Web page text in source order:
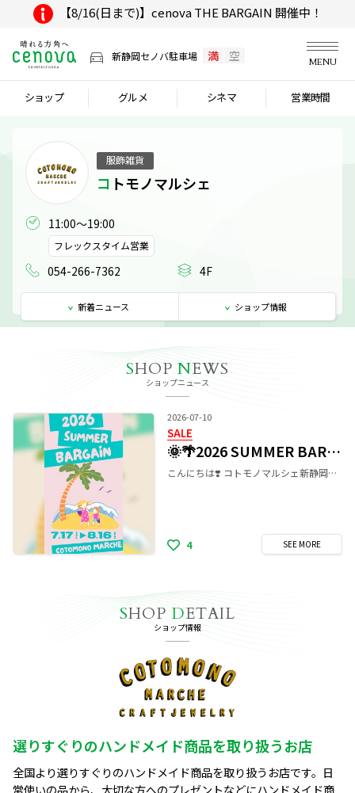
【8/16(日まで)】cenova THE BARGAIN 開催中！
新静岡セノバ駐車場 満 空 MENU
ショップ グルメ シネマ 営業時間
服飾雑貨
コトモノマルシェ
11:00～19:00
フレックスタイム営業
054-266-7362 4F
新着ニュース ショップ情報
SHOP NEWS
ショップニュース
2026-07-10
SALE
🌞🌴2026 SUMMER BARGAIN🌺✨
こんにちは❣️ コトモノマルシェ新静岡セノバ店 です🏖 今夏も『2026 SUMMER BARGAIN』がスタートいたします🙌🏻🌞🌴🌺✨ 期間中めいっぱいお楽しみいただけるSALE企画を今年もご用意させていただきます💫 是非セノバにご来店の際は、店頭まで足を運んでいただけたらと思います🚶‍♀️ꔛ‬ෆ ―2026 SUMMER BARGAINについて― ▶︎▷営業時間のご案内 ◀◁ ―営業時間― 7/17(金) 10:00-20:00 7/18(土) 10:00-20:00 7/19(日) 10:00-20:00 7/20(月祝) 10:00-20:00 ★当店通常営業時間：11:00-19:00 🛍福袋販売🛍️ 期間：7/17(金)～8/16(日) 1,650円(税込)・3,300円(税込)の2種類✌🏻ꔛ‬ෆ 今夏も中身がみえるお得な福袋をたっぷりご用意しております！ ※ こちら数量限定となりますので、なくなり次第終了となる場合がございます。気になる方はお早めに🐬🫧‪💨 🈹SALE開催🈹 期間：7/17(金)～8/16(日) 店頭一部作品が期間中、30%OFF～最大で70%OFFに‼️ 今回も素敵な作品盛り沢山で展開予定です👐✨ セールのタイミングのみの作品もご用意ございますので 是非お得な機会をお見逃しなく🫣💞 参加ブランドさまは、ご来店までのお楽しみに…🫶 … 本日もスタッフ一同、皆様のご来店を心よりお待ちしております☺️ ーーーーーーーーーーーーーーーーーーーーーー ◎Instagram https://www.instagram.com/cotomonomarche_sizuokacenova/ ◎HP http://cotomono-marche.com/
4 SEE MORE
SHOP DETAIL
ショップ情報
選りすぐりのハンドメイド商品を取り扱うお店
全国より選りすぐりのハンドメイド商品を取り扱うお店です。日
常使いの品から、大切な方へのプレゼントなどにハンドメイド商